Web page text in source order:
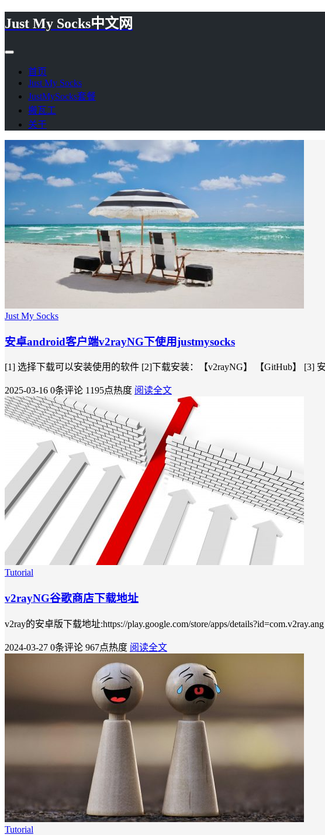
Just My Socks中文网
首页
Just My Socks
JustMySocks套餐
搬瓦工
关于
Just My Socks
安卓android客户端v2rayNG下使用justmysocks
[1] 选择下载可以安装使用的软件 [2]下载安装：【v2rayNG】 【GitHub】 [3]
2025-03-16 0条评论 1195点热度 阅读全文
Tutorial
v2rayNG谷歌商店下载地址
v2ray的安卓版下载地址:https://play.google.com/store/apps/
2024-03-27 0条评论 967点热度 阅读全文
Tutorial